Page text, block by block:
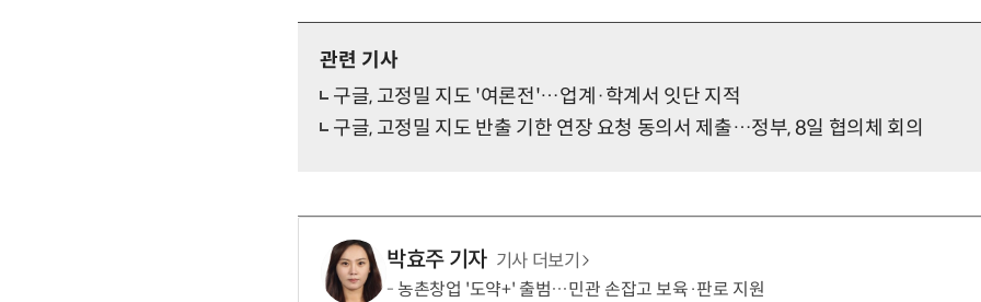
관련 기사
구글, 고정밀 지도 '여론전'…업계·학계서 잇단 지적
구글, 고정밀 지도 반출 기한 연장 요청 동의서 제출…정부, 8일 협의체 회의
박효주 기자 기사 더보기
농촌창업 '도약+' 출범…민관 손잡고 보육·판로 지원